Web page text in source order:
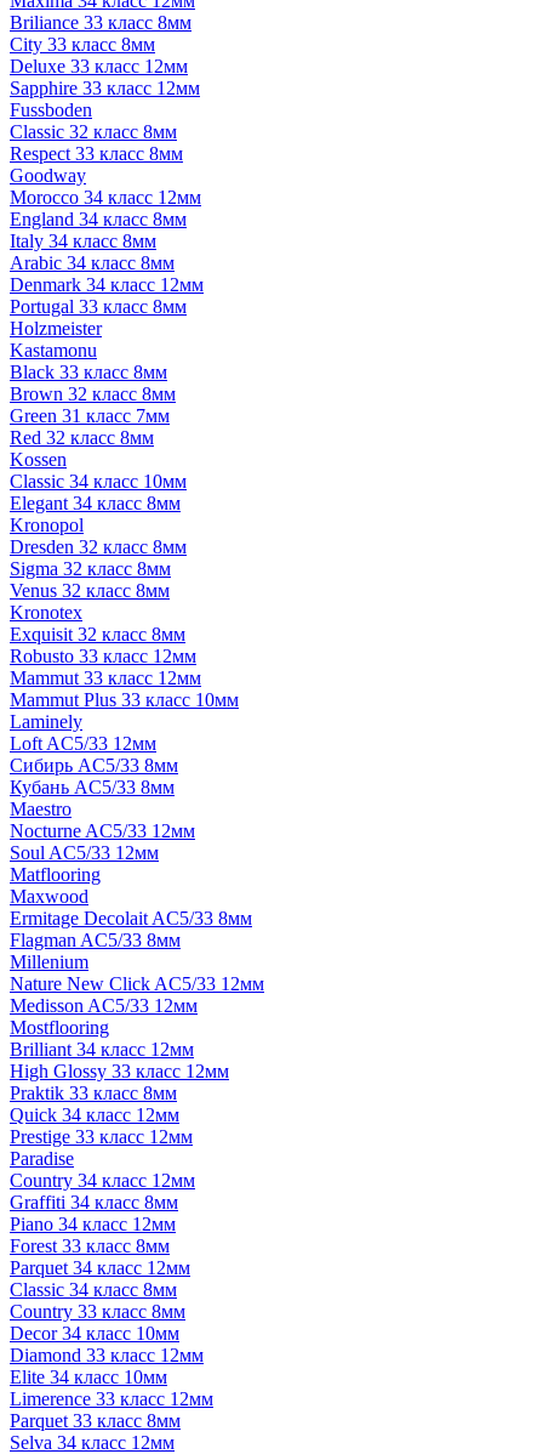
Briliance 33 класс 8мм
City 33 класс 8мм
Deluxe 33 класс 12мм
Sapphire 33 класс 12мм
Fussboden
Classic 32 класс 8мм
Respect 33 класс 8мм
Goodway
Morocco 34 класс 12мм
England 34 класс 8мм
Italy 34 класс 8мм
Arabic 34 класс 8мм
Denmark 34 класс 12мм
Portugal 33 класс 8мм
Holzmeister
Kastamonu
Black 33 класс 8мм
Brown 32 класс 8мм
Green 31 класс 7мм
Red 32 класс 8мм
Kossen
Classic 34 класс 10мм
Elegant 34 класс 8мм
Kronopol
Dresden 32 класс 8мм
Sigma 32 класс 8мм
Venus 32 класс 8мм
Kronotex
Exquisit 32 класс 8мм
Robusto 33 класс 12мм
Mammut 33 класс 12мм
Mammut Plus 33 класс 10мм
Laminely
Loft AC5/33 12мм
Сибирь AC5/33 8мм
Кубань AC5/33 8мм
Maestro
Nocturne AC5/33 12мм
Soul AC5/33 12мм
Matflooring
Maxwood
Ermitage Decolait AC5/33 8мм
Flagman AC5/33 8мм
Millenium
Nature New Click AC5/33 12мм
Medisson AC5/33 12мм
Mostflooring
Brilliant 34 класс 12мм
High Glossy 33 класс 12мм
Praktik 33 класс 8мм
Quick 34 класс 12мм
Prestige 33 класс 12мм
Paradise
Country 34 класс 12мм
Graffiti 34 класс 8мм
Piano 34 класс 12мм
Forest 33 класс 8мм
Parquet 34 класс 12мм
Classic 34 класс 8мм
Country 33 класс 8мм
Decor 34 класс 10мм
Diamond 33 класс 12мм
Elite 34 класс 10мм
Limerence 33 класс 12мм
Parquet 33 класс 8мм
Selva 34 класс 12мм